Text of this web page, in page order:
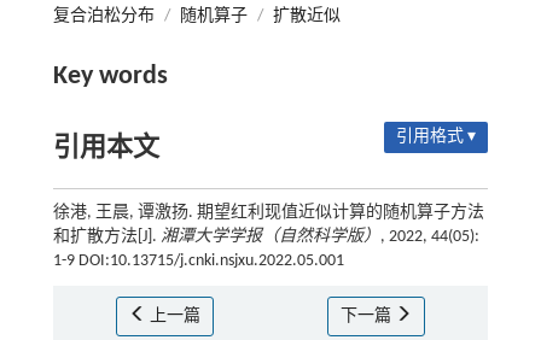
复合泊松分布 / 随机算子 / 扩散近似
Key words
引用本文 引用格式 ▾
徐港, 王晨, 谭激扬. 期望红利现值近似计算的随机算子方法
和扩散方法[J]. 湘潭大学学报（自然科学版） , 2022, 44(05):
1-9 DOI:10.13715/j.cnki.nsjxu.2022.05.001
上一篇 下一篇